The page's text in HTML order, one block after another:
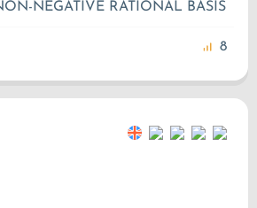
NEGATIVE RATIONAL BASIS
8